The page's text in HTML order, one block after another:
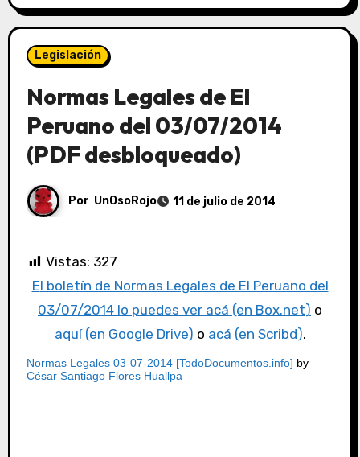
Legislación
Normas Legales de El
Peruano del 03/07/2014
(PDF desbloqueado)
Por UnOsoRojo 11 de julio de 2014
Vistas: 327
El boletín de Normas Legales de El Peruano del
03/07/2014 lo puedes ver acá (en Box.net) o
aquí (en Google Drive) o acá (en Scribd).
Normas Legales 03-07-2014 [TodoDocumentos.info] by
César Santiago Flores Huallpa